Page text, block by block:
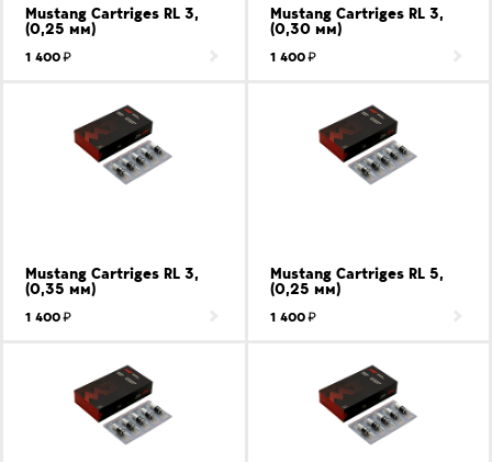
Mustang Cartriges RL 3,
(0,25 мм)
1 400
Mustang Cartriges RL 3,
(0,30 мм)
1 400
Mustang Cartriges RL 3,
(0,35 мм)
1 400
Mustang Cartriges RL 5,
(0,25 мм)
1 400